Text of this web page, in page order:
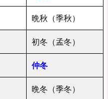
晩秋（季秋）
初冬（孟冬）
仲冬
晩冬（季冬）